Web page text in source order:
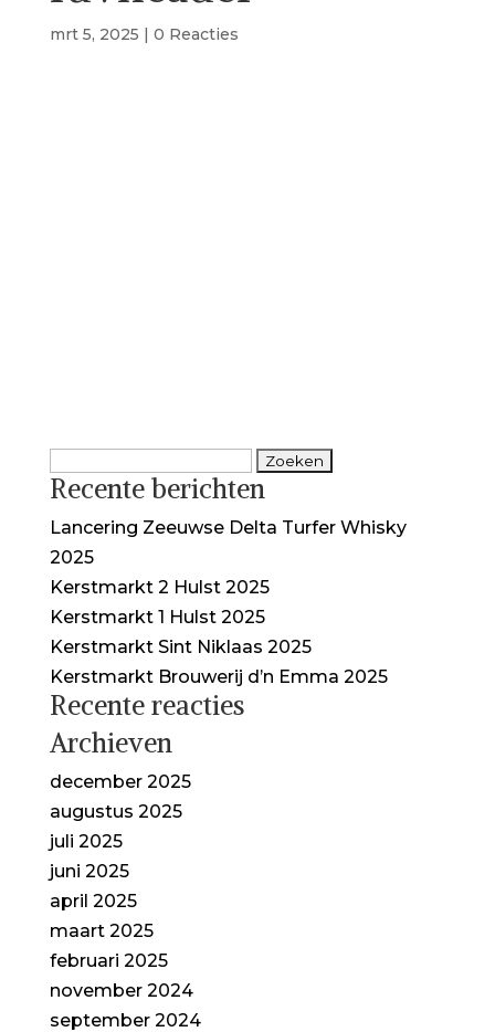
mrt 5, 2025 | 0 Reacties
naar:
Recente berichten
Lancering Zeeuwse Delta Turfer Whisky
2025
Kerstmarkt 2 Hulst 2025
Kerstmarkt 1 Hulst 2025
Kerstmarkt Sint Niklaas 2025
Kerstmarkt Brouwerij d’n Emma 2025
Recente reacties
Archieven
december 2025
augustus 2025
juli 2025
juni 2025
april 2025
maart 2025
februari 2025
november 2024
september 2024